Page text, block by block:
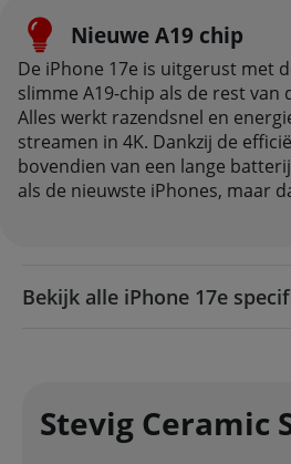
Nieuwe A19 chip
De iPhone 17e is uitgerust met
slimme A19-chip als de rest van
Alles werkt razendsnel en
streamen in 4K. Dankzij de
bovendien van een lange
als de nieuwste iPhones, maar
Bekijk alle iPhone 17e
Stevig Ceramic